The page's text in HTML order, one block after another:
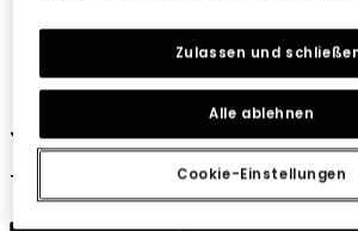
1 2 3 4
Jungenhose in Bleach
17,90 €
Cookie-Einstellungen
Alle ablehnen
Zulassen und